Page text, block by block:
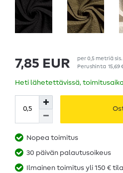
7,85 EUR per0,5 metriäsis.
Perushinta 15,69
Heti lähetettävissä,
Nopea toimitus
30 päivän palautusoikeus
Ilmainen toimitus yli 150 €